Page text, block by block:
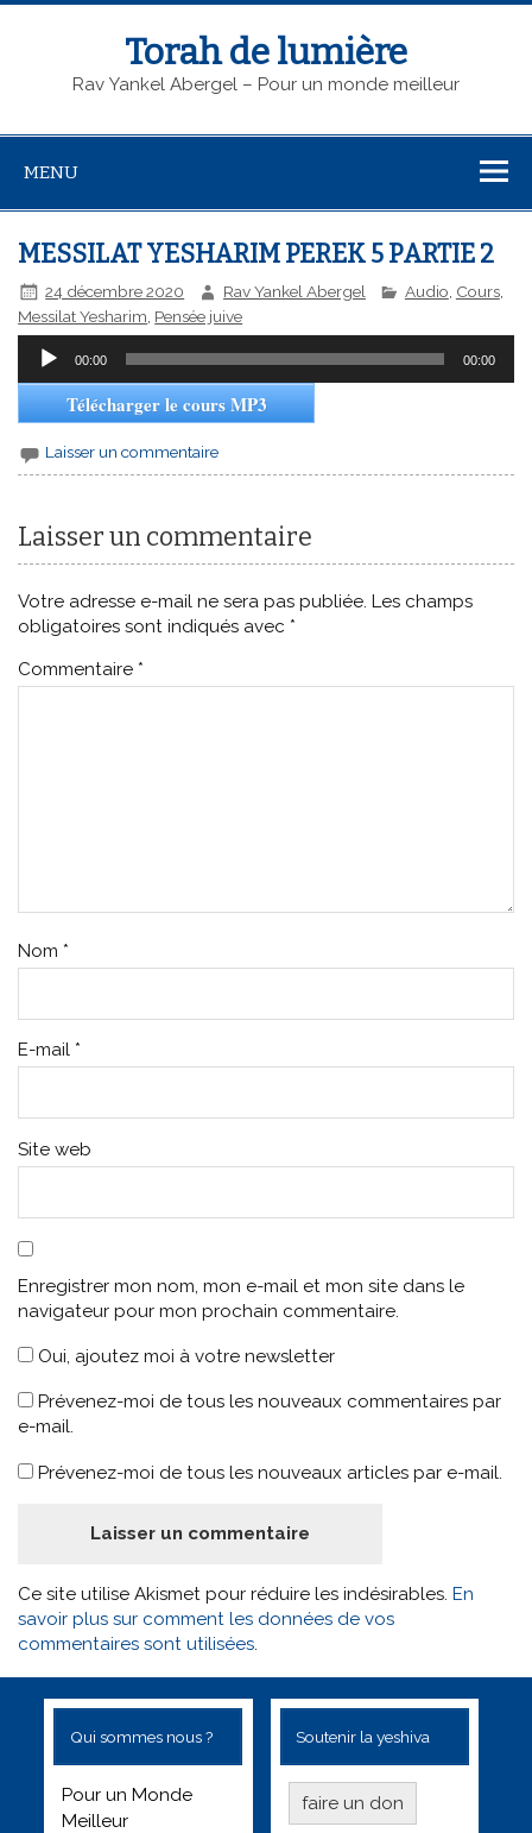
Torah de lumière
Rav Yankel Abergel – Pour un monde meilleur
MENU
MESSILAT YESHARIM PEREK 5 PARTIE 2
24 décembre 2020 Rav Yankel Abergel Audio Cours,
Messilat Yesharim, Pensée juive
Lecteur
00:00 00:00
Télécharger le cours MP3
Laisser un commentaire
Laisser un commentaire
Votre adresse e-mail ne sera pas publiée. Les champs
obligatoires sont indiqués avec *
Commentaire *
Nom *
E-mail *
Site web
Enregistrer mon nom, mon e-mail et mon site dans le
navigateur pour mon prochain commentaire.
Oui, ajoutez moi à votre newsletter
Prévenez-moi de tous les nouveaux commentaires par
e-mail.
Prévenez-moi de tous les nouveaux articles par e-mail.
Ce site utilise Akismet pour réduire les indésirables. En
savoir plus sur comment les données de vos
commentaires sont utilisées.
Qui sommes nous ?
Pour un Monde
Meilleur
Soutenir la yeshiva
faire un don